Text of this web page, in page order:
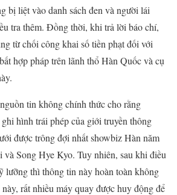
bị liệt vào danh sách đen và người lái
tra thêm. Đồng thời, khi trả lời báo chí,
từ chối công khai số tiền phạt đối với
hợp pháp trên lãnh thổ Hàn Quốc và cụ
tin không chính thức cho rằng
hình trái phép của giới truyền thông
được trông đợi nhất showbiz Hàn năm
Song Hye Kyo. Tuy nhiên, sau khi điều
lưỡng thì thông tin này hoàn toàn không
rất nhiều máy quay được huy động để